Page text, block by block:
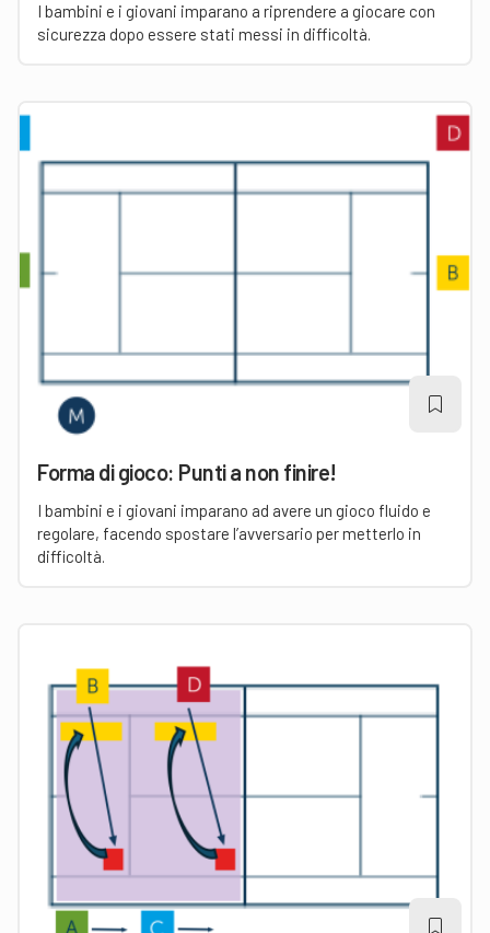
I bambini e i giovani imparano a riprendere a giocare con
sicurezza dopo essere stati messi in difficoltà.
Forma di gioco: Punti a non finire!
I bambini e i giovani imparano ad avere un gioco fluido e
regolare, facendo spostare l’avversario per metterlo in
difficoltà.